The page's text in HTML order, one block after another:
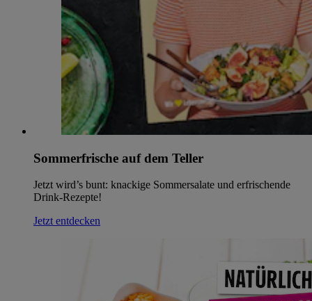
Sommerfrische auf dem Teller
Jetzt wird’s bunt: knackige Sommersalate und erfrischende
Drink-Rezepte!
Jetzt entdecken